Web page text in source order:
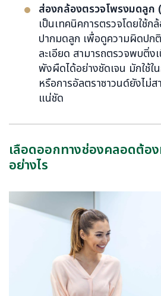
ส่องกล้องตรวจโพรงมดลู
เป็นเทคนิคการตรวจโดยใช้
ปากมดลูก เพื่อดูความผิดปก
ละเอียด สามารถตรวจพบติ่ง
พังผืดได้อย่างชัดเจน มักใช้ใ
หรือการอัลตราซาวนด์ยังไม่ส
แน่ชัด
เลือดออกทางช่องคลอดต้อง
อย่างไร